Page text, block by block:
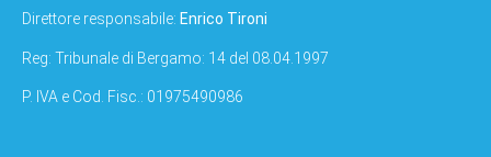
Direttore responsabile: Enrico Tironi
Reg: Tribunale di Bergamo: 14 del 08.04.1997
P. IVA e Cod. Fisc.: 01975490986